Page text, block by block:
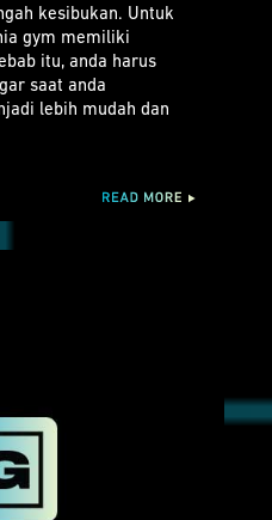
kesibukan. Untuk
gym memiliki
itu, anda harus
saat anda
lebih mudah dan